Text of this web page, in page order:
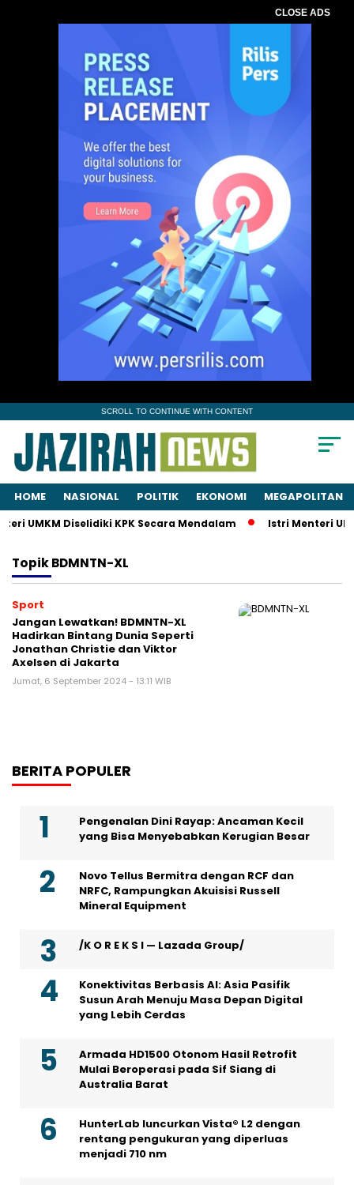
CLOSE ADS
SCROLL TO CONTINUE WITH CONTENT
HOME NASIONAL POLITIK EKONOMI MEGAPOLITAN
UMKM Diselidiki KPK Secara Mendalam Istri Menteri
TopikBDMNTN-XL
Sport
Jangan Lewatkan! BDMNTN-XL
Hadirkan Bintang Dunia Seperti
Jonathan Christie dan Viktor
Axelsen di Jakarta
Jumat, 6 September 2024 - 13:11 WIB
BERITA POPULER
Pengenalan Dini Rayap: Ancaman Kecil
yang Bisa Menyebabkan Kerugian Besar
Novo Tellus Bermitra dengan RCF dan
NRFC, Rampungkan Akuisisi Russell
Mineral Equipment
/K O R E K S I — Lazada Group/
Konektivitas Berbasis AI: Asia Pasifik
Susun Arah Menuju Masa Depan Digital
yang Lebih Cerdas
Armada HD1500 Otonom Hasil Retrofit
Mulai Beroperasi pada Sif Siang di
Australia Barat
HunterLab luncurkan Vista® L2 dengan
rentang pengukuran yang diperluas
menjadi 710 nm